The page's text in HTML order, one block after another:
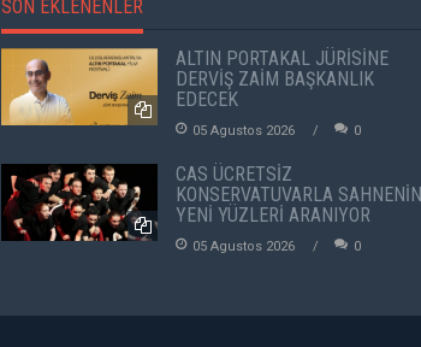
SON EKLENENLER
ALTIN PORTAKAL JÜRİSİNE
DERVİŞ ZAİM BAŞKANLIK
EDECEK
05 Agustos 2026 0
CAS ÜCRETSİZ
KONSERVATUVARLA SAHNENİN
YENİ YÜZLERİ ARANIYOR
05 Agustos 2026 0